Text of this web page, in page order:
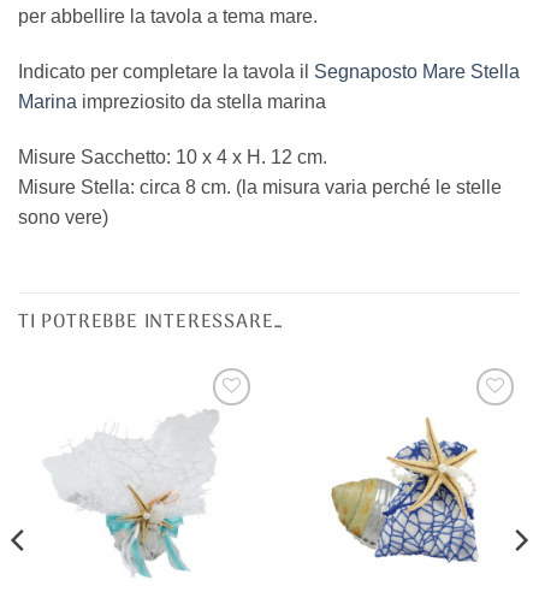
per abbellire la tavola a tema mare.
Indicato per completare la tavola il Segnaposto Mare Stella
Marina impreziosito da stella marina
Misure Sacchetto: 10 x 4 x H. 12 cm.
Misure Stella: circa 8 cm. (la misura varia perché le stelle
sono vere)
TI POTREBBE INTERESSARE…
[+] Lista
Desideri
Desideri